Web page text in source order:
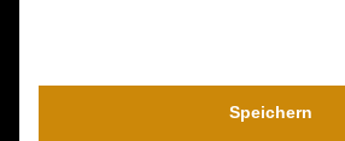
Dr. Wambach & Walter
Speichern